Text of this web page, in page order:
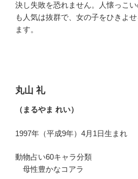
決し失敗を恐れません。人懐っこ
も人気は抜群で、女の子をひきよ
ます。
丸山 礼
（まるやま れい）
1997年（平成9年）4月1日生まれ
動物占い60キャラ分類
母性豊かなコアラ